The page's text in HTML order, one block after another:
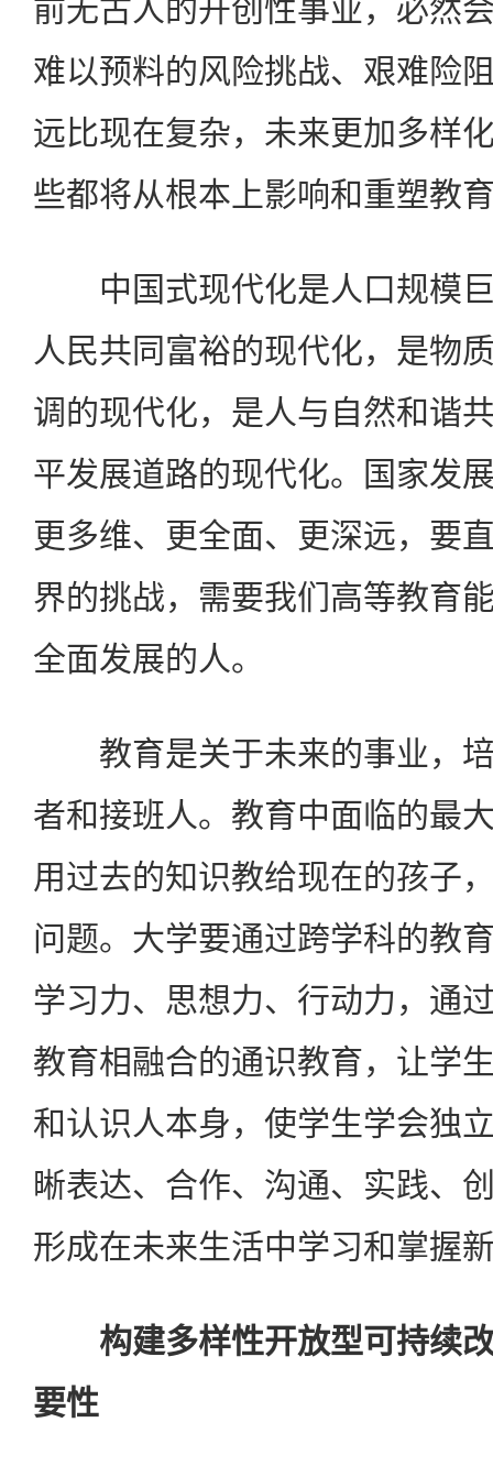
前无古人的开创性事业，必然
难以预料的风险挑战、艰难险
远比现在复杂，未来更加多样
些都将从根本上影响和重塑教
中国式现代化是人口规模巨
人民共同富裕的现代化，是物
调的现代化，是人与自然和谐
平发展道路的现代化。国家发
更多维、更全面、更深远，要
界的挑战，需要我们高等教育
全面发展的人。
教育是关于未来的事业，培
者和接班人。教育中面临的最
用过去的知识教给现在的孩子
问题。大学要通过跨学科的教
学习力、思想力、行动力，通
教育相融合的通识教育，让学
和认识人本身，使学生学会独
晰表达、合作、沟通、实践、
形成在未来生活中学习和掌握
构建多样性开放型可持续
要性